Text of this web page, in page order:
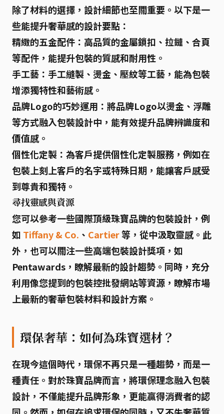
除了材料的選擇，設計細節也至關重要。以下是一
些能提升奢華感的設計要點：
精緻的五金配件： 高品質的金屬鎖扣、拉鏈、合頁
等配件，能提升包裝的質感和耐用性。
手工藝： 手工縫製、燙金、壓紋等工藝，能為包裝
增添獨特性和藝術感。
品牌Logo的巧妙運用： 將品牌Logo以燙金、浮雕
等方式融入包裝設計中，能有效提升品牌辨識度和
價值感。
個性化定製： 為客戶提供個性化定製服務，例如在
包裝上刻上客戶的名字或特殊日期，能讓客戶感受
到尊貴和獨特。
尋找靈感與資源
您可以參考一些國際頂級珠寶品牌的包裝設計，例
如 Tiffany & Co. 、 Cartier等，從中汲取靈感。此
外，也可以關注一些高端包裝設計獎項，如
Pentawards，瞭解最新的設計趨勢。同時，充分
利用像您提到的包裝控批發網站等資源，瞭解市場
上最新的奢華包裝材料和設計方案。
環保奢華：如何為珠寶選材？
在現今這個時代， 環保不再只是一種趨勢，而是一
種責任。對於珠寶品牌而言，將環保理念融入包裝
設計，不僅能提升品牌形象，更能贏得消費者的認